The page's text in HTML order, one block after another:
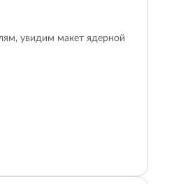
5
увидим макет ядерной